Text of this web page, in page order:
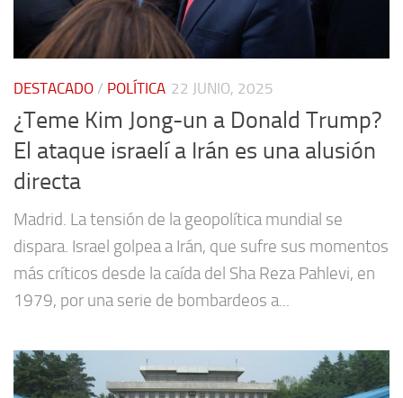
DESTACADO / POLÍTICA 22 JUNIO, 2025
¿Teme Kim Jong-un a Donald Trump?
El ataque israelí a Irán es una alusión
directa
Madrid. La tensión de la geopolítica mundial se
dispara. Israel golpea a Irán, que sufre sus momentos
más críticos desde la caída del Sha Reza Pahlevi, en
1979, por una serie de bombardeos a...